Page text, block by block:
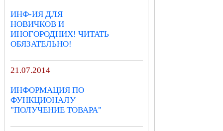
ИНФ-ИЯ ДЛЯ
НОВИЧКОВ И
ИНОГОРОДНИХ! ЧИТАТЬ
ОБЯЗАТЕЛЬНО!
21.07.2014
ИНФОРМАЦИЯ ПО
ФУНКЦИОНАЛУ
"ПОЛУЧЕНИЕ ТОВАРА"